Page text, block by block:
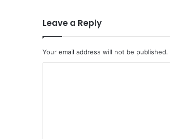
Leave a Reply
Your email address will not be published.